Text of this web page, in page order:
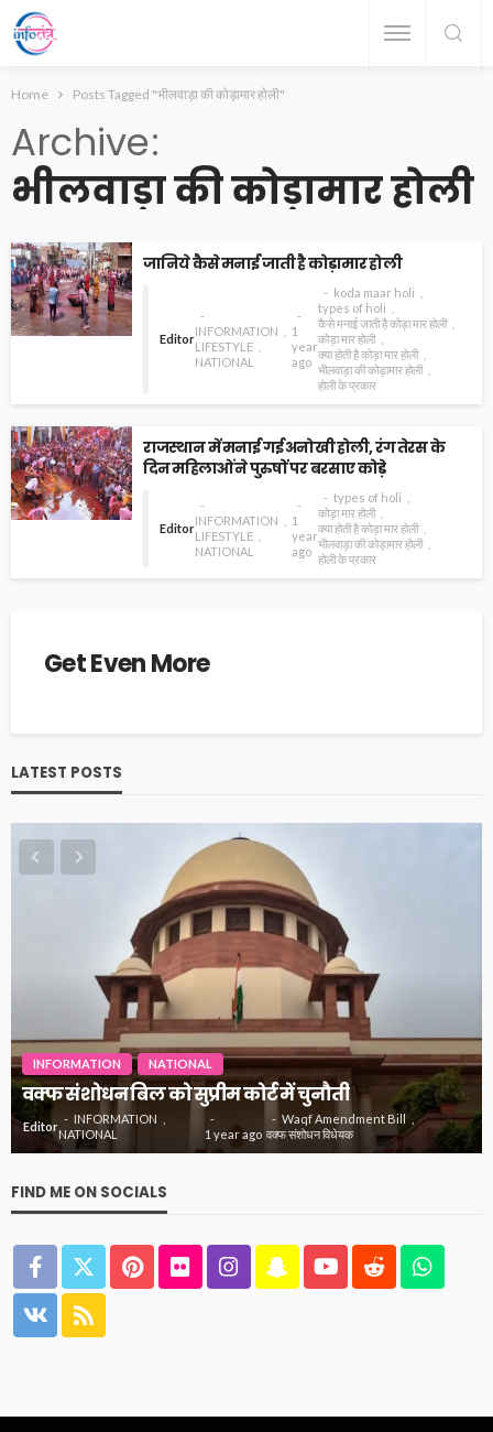
Home Posts Tagged "भीलवाड़ा की कोड़ामार होली"
Archive
भीलवाड़ा की कोड़ामार होली
जानिये कैसे मनाई जाती है कोड़ामार होली
Editor
INFORMATION
LIFESTYLE
NATIONAL
1
year
ago
koda maar holi
types of holi
कैसे मनाई जाती है कोड़ा मार होली
कोड़ा मार होली
क्या होती है कोड़ा मार होली
भीलवाड़ा की कोड़ामार होली
होली के प्रकार
राजस्थान में मनाई गई अनोखी होली, रंग तेरस के
दिन महिलाओं ने पुरुषों पर बरसाए कोड़े
Editor
INFORMATION
LIFESTYLE
NATIONAL
1
year
ago
types of holi
कोड़ा मार होली
क्या होती है कोड़ा मार होली
भीलवाड़ा की कोड़ामार होली
होली के प्रकार
Get Even More
LATEST POSTS
INFORMATION NATIONAL
संशोधन बिल को सुप्रीम कोर्ट में चुनौती
INFORMATION
NATIONAL
1 year ago
Waqf Amendment Bill
वक्फ संशोधन विधेयक
FIND ME ON SOCIALS